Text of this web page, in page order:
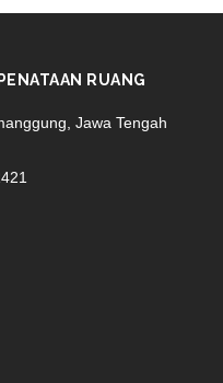
RUANG
Jawa Tengah